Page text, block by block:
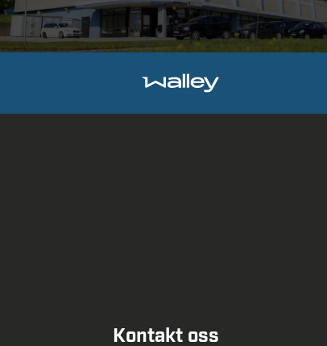
Kontakt oss